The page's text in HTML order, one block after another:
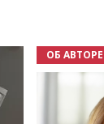
ОБ АВТОРЕ